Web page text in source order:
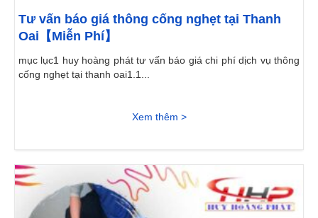
Tư vấn báo giá thông cống nghẹt tại Thanh
Oai【Miễn Phí】
mục lục1 huy hoàng phát tư vấn báo giá chi phí dịch vụ thông
cống nghẹt tại thanh oai1.1...
Xem thêm >